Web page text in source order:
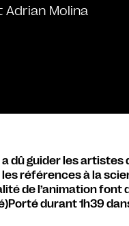
Adrian Molina
a dû guider les
références à la
de l’animation font
durant 1h39